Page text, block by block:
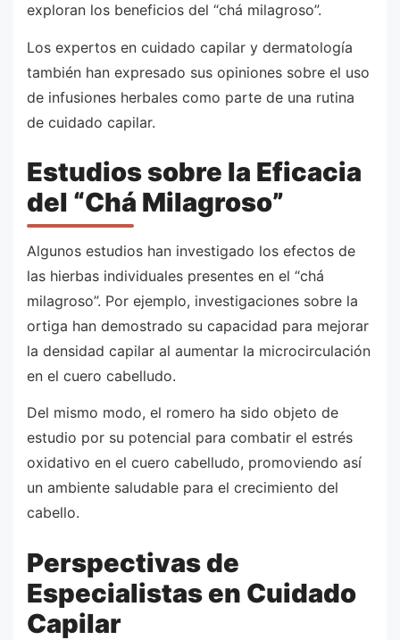
exploran los beneficios del “chá milagroso”.
Los expertos en cuidado capilar y dermatología
también han expresado sus opiniones sobre el uso
de infusiones herbales como parte de una rutina
de cuidado capilar.
Estudios sobre la Eficacia
del “Chá Milagroso”
Algunos estudios han investigado los efectos de
las hierbas individuales presentes en el “chá
milagroso”. Por ejemplo, investigaciones sobre la
ortiga han demostrado su capacidad para mejorar
la densidad capilar al aumentar la microcirculación
en el cuero cabelludo.
Del mismo modo, el romero ha sido objeto de
estudio por su potencial para combatir el estrés
oxidativo en el cuero cabelludo, promoviendo así
un ambiente saludable para el crecimiento del
cabello.
Perspectivas de
Especialistas en Cuidado
Capilar